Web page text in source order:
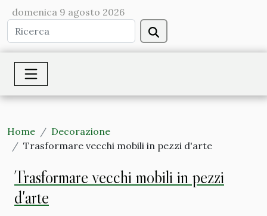
domenica 9 agosto 2026
Home
Decorazione
Trasformare vecchi mobili in pezzi d'arte
Trasformare vecchi mobili in pezzi
d'arte